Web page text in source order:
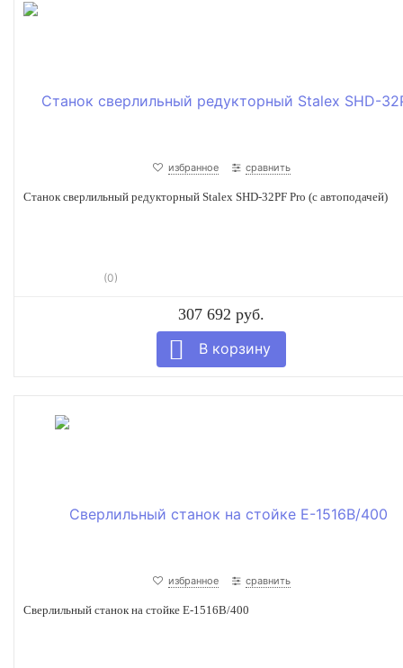
избранное сравнить
Станок сверлильный редукторный Stalex SHD-32PF Pro (с автоподачей)
(0)
307 692 руб.
избранное сравнить
Сверлильный станок на стойке E-1516B/400